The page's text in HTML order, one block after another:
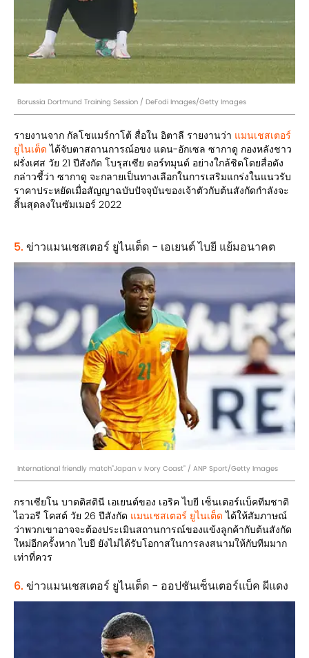
Borussia Dortmund Training Session / DeFodi Images/Getty Images
รายงานจาก กัลโชแมร์กาโต้ สื่อใน อิตาลี รายงานว่า แมนเชสเตอร์
ยูไนเต็ด ได้จับตาสถานการณ์อขง แดน-อักเซล ซากาดู กองหลังชาว
ฝรั่งเศส วัย 21 ปีสังกัด โบรุสเซีย ดอร์ทมุนด์ อย่างใกล้ชิดโดยสื่อดัง
กล่าวชี้ว่า ซากาดู จะกลายเป็นทางเลือกในการเสริมแกร่งในแนวรับ
ราคาประหยัดเมื่อสัญญาฉบับปัจจุบันของเจ้าตัวกับต้นสังกัดกำลังจะ
สิ้นสุดลงในซัมเมอร์ 2022
5. ข่าวแมนเชสเตอร์ ยูไนเต็ด - เอเยนต์ ไบยี แย้มอนาคต
International friendly match"Japan v Ivory Coast" / ANP Sport/Getty Images
กราเซียโน บาตติสตินี เอเยนต์ของ เอริค ไบยี เซ็นเตอร์แบ็คทีมชาติ
ไอวอรี โคสต์ วัย 26 ปีสังกัด แมนเชสเตอร์ ยูไนเต็ด ได้ให้สัมภาษณ์
ว่าพวกเขาอาจจะต้องประเมินสถานการณ์ของแข้งลูกค้ากับต้นสังกัด
ใหม่อีกครั้งหาก ไบยี ยังไม่ได้รับโอกาสในการลงสนามให้กับทีมมาก
เท่าที่ควร
6. ข่าวแมนเชสเตอร์ ยูไนเต็ด - ออปชันเซ็นเตอร์แบ็ค ผีแดง